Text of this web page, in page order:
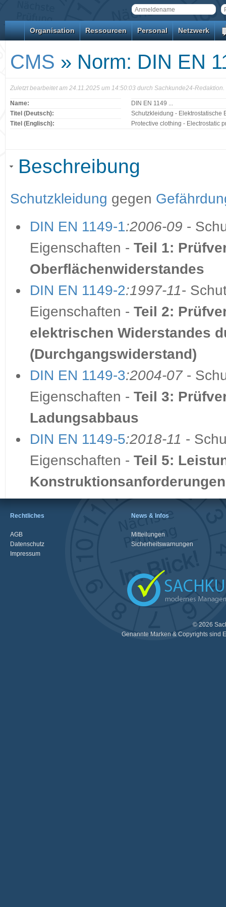
Organisation Ressourcen Personal Netzwerk
CMS » Norm: DIN EN
Zuletzt bearbeitet am 24.11.2025 um 14:50:03 durch Sachkunde24-Redaktion.
Name:
DIN EN 1149 ...
Titel (Deutsch):
Schutzkleidung - Elektrostatische
Titel (Englisch):
Protective clothing - Electrostatic
Beschreibung
Schutzkleidung gegen
DIN EN 1149-1:2006-09 -
Eigenschaften - Teil 1:
Oberflächenwiderstandes
DIN EN 1149-2:1997-11-
Eigenschaften - Teil 2:
elektrischen Widerstandes
(Durchgangswiderstand)
DIN EN 1149-3:2004-07-
Eigenschaften - Teil 3:
Ladungsabbaus
DIN EN 1149-5:2018-11 -
Eigenschaften - Teil 5:
Konstruktionsanforderungen
Rechtliches
AGB
Datenschutz
Impressum
News & Infos
Mitteilungen
Sicherheitswarnungen
© 2026
Genannte Marken & Copyrights sind